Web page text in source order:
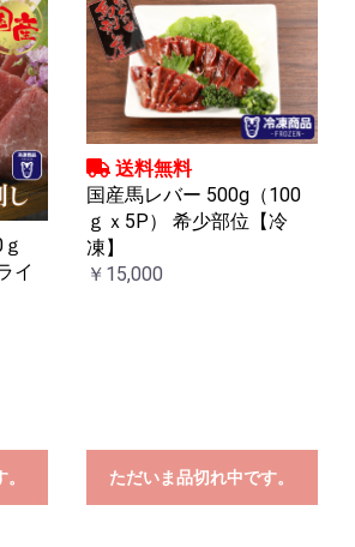
イ
送料無料
国産馬レバー 500g（100
ｇｘ5P） 希少部位【冷
凍】
￥15,000
ただいま品切れ中です。